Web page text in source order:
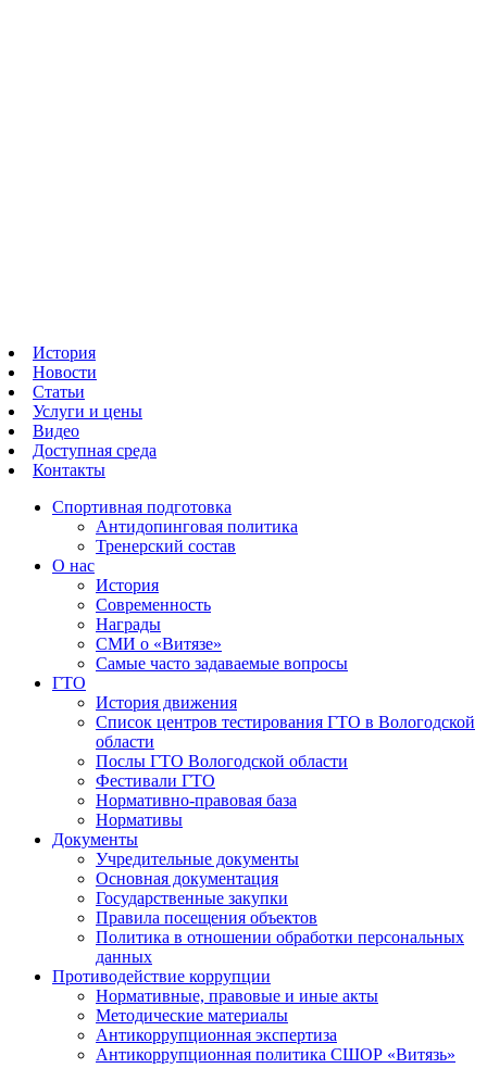
История
Новости
Статьи
Услуги и цены
Видео
Доступная среда
Контакты
Спортивная подготовка
Антидопинговая политика
Тренерский состав
О нас
История
Современность
Награды
СМИ о «Витязе»
Самые часто задаваемые вопросы
ГТО
История движения
Список центров тестирования ГТО в Вологодской
области
Послы ГТО Вологодской области
Фестивали ГТО
Нормативно-правовая база
Нормативы
Документы
Учредительные документы
Основная документация
Государственные закупки
Правила посещения объектов
Политика в отношении обработки персональных
данных
Противодействие коррупции
Нормативные, правовые и иные акты
Методические материалы
Антикоррупционная экспертиза
Антикоррупционная политика СШОР «Витязь»